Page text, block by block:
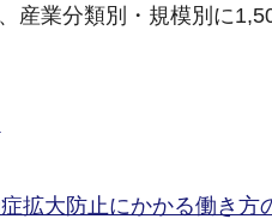
業分類別・規模別に
大防止にかかる働き方